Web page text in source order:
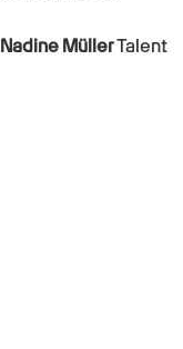
Nadine MüllerTalent